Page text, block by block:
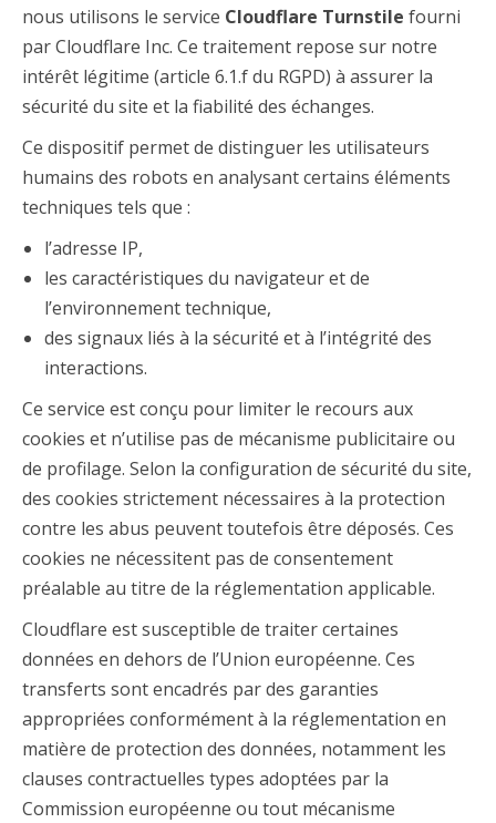
nous utilisons le service Cloudflare Turnstile fourni
par Cloudflare Inc. Ce traitement repose sur notre
intérêt légitime (article 6.1.f du RGPD) à assurer la
sécurité du site et la fiabilité des échanges.
Ce dispositif permet de distinguer les utilisateurs
humains des robots en analysant certains éléments
techniques tels que :
l’adresse IP,
les caractéristiques du navigateur et de
l’environnement technique,
des signaux liés à la sécurité et à l’intégrité des
interactions.
Ce service est conçu pour limiter le recours aux
cookies et n’utilise pas de mécanisme publicitaire ou
de profilage. Selon la configuration de sécurité du site,
des cookies strictement nécessaires à la protection
contre les abus peuvent toutefois être déposés. Ces
cookies ne nécessitent pas de consentement
préalable au titre de la réglementation applicable.
Cloudflare est susceptible de traiter certaines
données en dehors de l’Union européenne. Ces
transferts sont encadrés par des garanties
appropriées conformément à la réglementation en
matière de protection des données, notamment les
clauses contractuelles types adoptées par la
Commission européenne ou tout mécanisme